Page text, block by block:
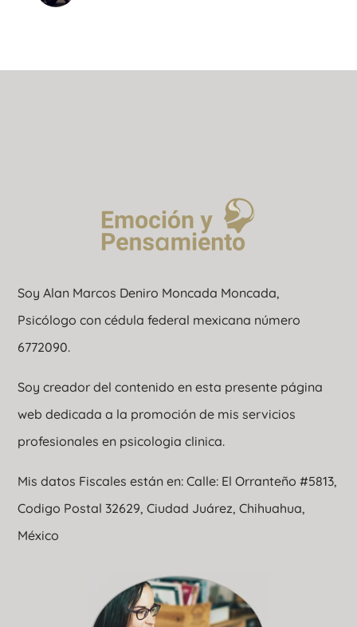
Soy Alan Marcos Deniro Moncada Moncada,
Psicólogo con cédula federal mexicana número
6772090.
Soy creador del contenido en esta presente página
web dedicada a la promoción de mis servicios
profesionales en psicologia clinica.
Mis datos Fiscales están en: Calle: El Orranteño #5813,
Codigo Postal 32629, Ciudad Juárez, Chihuahua,
México